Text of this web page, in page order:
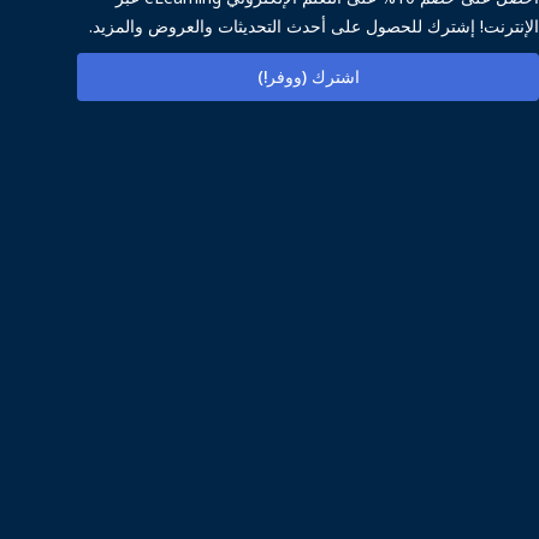
الإنترنت! إشترك للحصول على أحدث التحديثات والعروض والمزيد.
اشترك (ووفر!)